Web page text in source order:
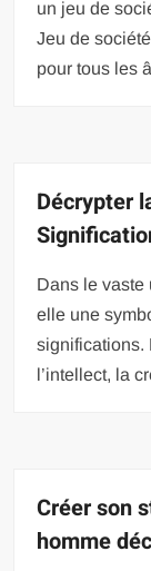
un jeu de
Jeu de
pour tous les
Décrypter
Dans le vaste
elle une
significations.
l’intellect, la
Créer son
homme